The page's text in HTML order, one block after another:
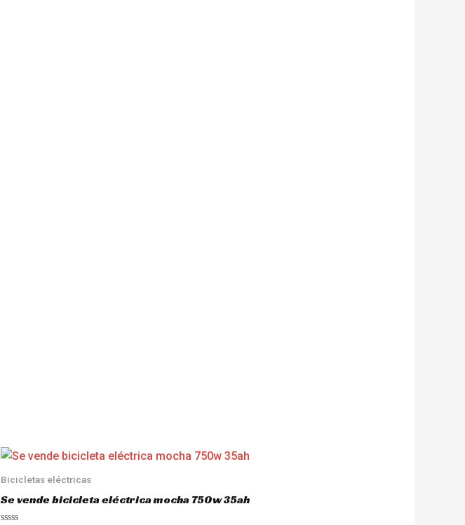
Bicicletas eléctricas
Se vende bicicleta eléctrica mocha 750w 35ah